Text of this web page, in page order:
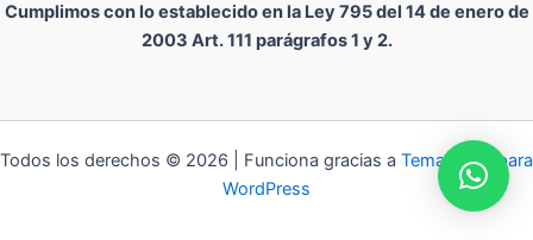
Cumplimos con lo establecido en la Ley 795 del 14 de enero de
2003 Art. 111 parágrafos 1 y 2.
Todos los derechos © 2026 | Funciona gracias a Tema Astra para
WordPress